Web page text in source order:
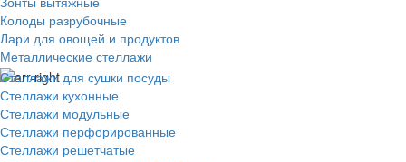
Колоды разрубочные
Лари для овощей и продуктов
Металлические стеллажи
Стеллажи для сушки посуды
Стеллажи кухонные
Стеллажи модульные
Стеллажи перфорированные
Стеллажи решетчатые